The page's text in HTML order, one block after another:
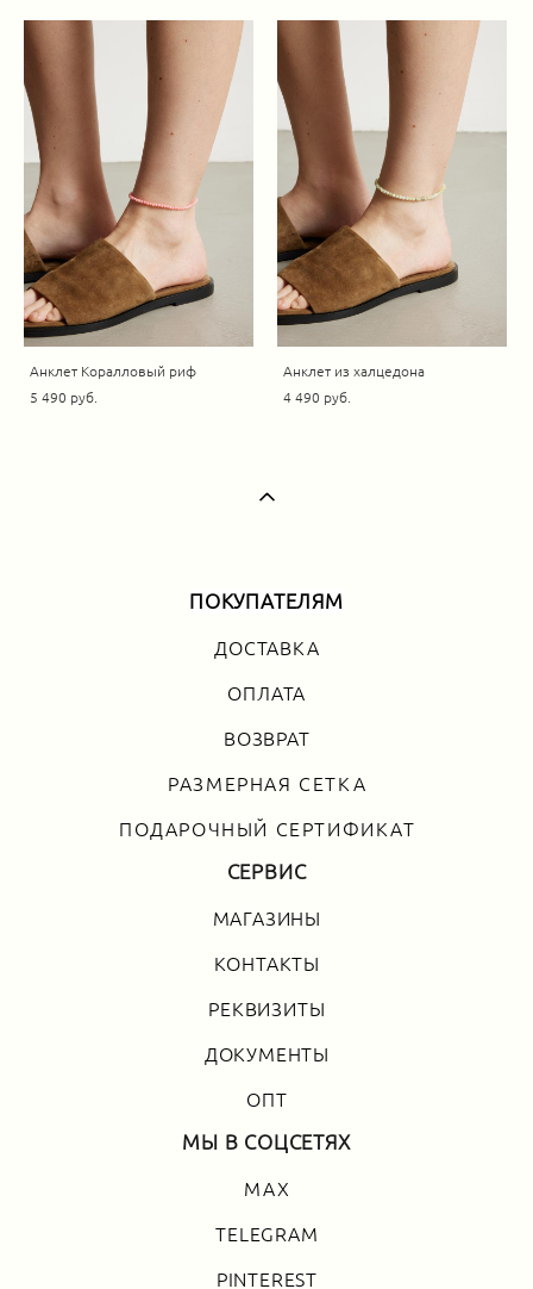
Анклет Коралловый риф
5 490 pуб.
Анклет из халцедона
4 490 pуб.
ПОКУПАТЕЛЯМ
ДОСТАВКА
ОПЛАТА
ВОЗВРАТ
РАЗМЕРНАЯ СЕТКА
ПОДАРОЧНЫЙ СЕРТИФИКАТ
СЕРВИС
МАГАЗИНЫ
КОНТАКТЫ
РЕКВИЗИТЫ
ДОКУМЕНТЫ
ОПТ
МЫ В СОЦСЕТЯХ
MAX
TELEGRAM
PINTEREST